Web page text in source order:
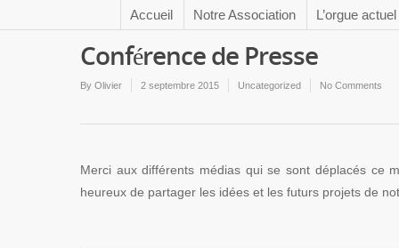
Accueil Notre Association L’orgue actuel
Conférence de Presse
By Olivier 2 septembre 2015 Uncategorized No Comments
Merci aux différents médias qui se sont déplacés ce
heureux de partager les idées et les futurs projets de